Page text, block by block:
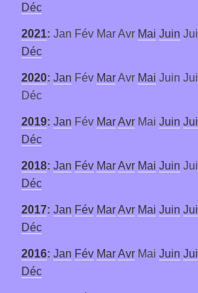
Déc
2021: Jan Fév MarAvr Mai Juin Juil
Déc
2020: Jan Fév MarAvr Mai Juin Juil
Déc
2019: Jan Fév MarAvr Mai Juin Juil
Déc
2018: Jan Fév MarAvr Mai Juin Juil
Déc
2017: Jan Fév MarAvr Mai Juin Juil
Déc
2016: Jan Fév MarAvr Mai Juin Juil
Déc